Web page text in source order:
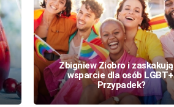
Zbigniew Ziobro i
wsparcie dla osób
Przypadek?